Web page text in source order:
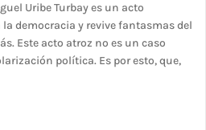
Uribe Turbay es un acto
democracia y revive fantasmas del
Este acto atroz no es un caso
política. Es por esto, que,